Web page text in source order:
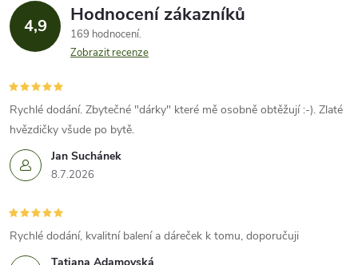
d
a
c
í
p
r
v
k
4,9 Hodnocení zákazníků
169 hodnocení
Zobrazit recenze
Jan Suchánek
8.7.2026
Rychlé dodání. Zbytečné "dárky" které mě osobně obtěžují :-). Zlaté
hvězdičky všude po bytě.
Rychlé dodání, kvalitní balení a dáreček k tomu, doporučuji